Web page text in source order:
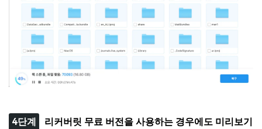
4단계
리커버릿 무료 버전을 사용하는 경우에도 미리보기